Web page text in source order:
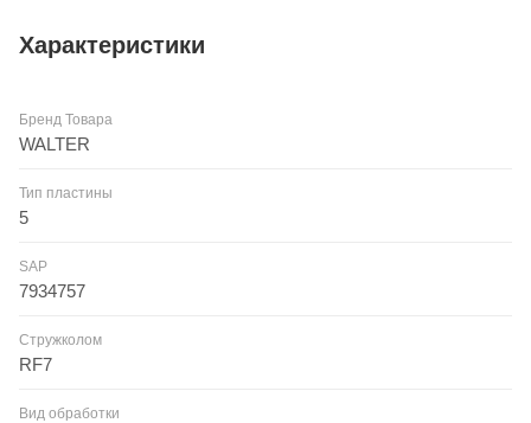
Характеристики
Бренд Товара
WALTER
Тип пластины
5
SAP
7934757
Стружколом
RF7
Вид обработки